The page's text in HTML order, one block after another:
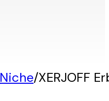
Niche/XERJOFF